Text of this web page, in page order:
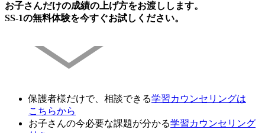
お子さんだけの成績の上げ方をお渡しします。
SS-1の無料体験を今すぐお試しください。
保護者様だけで、相談できる学習カウンセリングは
こちらから
お子さんの今必要な課題が分かる学習カウンセリング